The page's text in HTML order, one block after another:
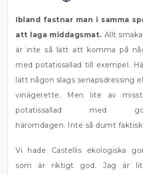
Ibland fastnar man i samma
att laga middagsmat. Allt
är inte så lätt att komma på
med potatissallad till exempel.
lätt någon slags senapsdressing
vinägerette. Men lite av
potatissallad med
häromdagen. Inte så dumt
Vi hade Castellis ekologiska
som är riktigt god. Jag är